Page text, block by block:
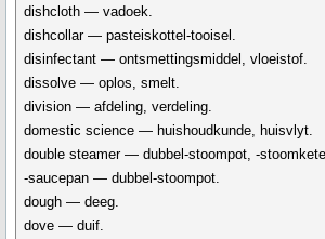
dishcloth — vadoek.
dishcollar — pasteiskottel-tooisel.
disinfectant — ontsmettingsmiddel, vloeistof.
dissolve — oplos, smelt.
division — afdeling, verdeling.
domestic science — huishoudkunde, huisvlyt.
double steamer — dubbel-stoompot, -
-saucepan — dubbel-stoompot.
dough — deeg.
dove — duif.